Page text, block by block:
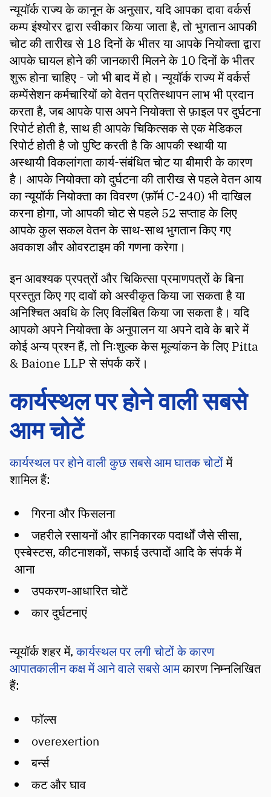
न्यूयॉर्क राज्य के कानून के अनुसार, यदि आपका दावा वर्कर्स
कम्प इंश्योरर द्वारा स्वीकार किया जाता है, तो भुगतान आपकी
चोट की तारीख से 18 दिनों के भीतर या आपके नियोक्ता द्वारा
आपके घायल होने की जानकारी मिलने के 10 दिनों के भीतर
शुरू होना चाहिए - जो भी बाद में हो। न्यूयॉर्क राज्य में वर्कर्स
कम्पेंसेशन कर्मचारियों को वेतन प्रतिस्थापन लाभ भी प्रदान
करता है, जब आपके पास अपने नियोक्ता से फ़ाइल पर दुर्घटना
रिपोर्ट होती है, साथ ही आपके चिकित्सक से एक मेडिकल
रिपोर्ट होती है जो पुष्टि करती है कि आपकी स्थायी या
अस्थायी विकलांगता कार्य-संबंधित चोट या बीमारी के कारण
है। आपके नियोक्ता को दुर्घटना की तारीख से पहले वेतन आय
का न्यूयॉर्क नियोक्ता का विवरण (फ़ॉर्म C-240) भी दाखिल
करना होगा, जो आपकी चोट से पहले 52 सप्ताह के लिए
आपके कुल सकल वेतन के साथ-साथ भुगतान किए गए
अवकाश और ओवरटाइम की गणना करेगा।
इन आवश्यक प्रपत्रों और चिकित्सा प्रमाणपत्रों के बिना
प्रस्तुत किए गए दावों को अस्वीकृत किया जा सकता है या
अनिश्चित अवधि के लिए विलंबित किया जा सकता है। यदि
आपको अपने नियोक्ता के अनुपालन या अपने दावे के बारे में
कोई अन्य प्रश्न हैं, तो निःशुल्क केस मूल्यांकन के लिए Pitta
& Baione LLP से संपर्क करें।
कार्यस्थल पर होने वाली सबसे
आम चोटें
कार्यस्थल पर होने वाली कुछ सबसे आम घातक चोटोंमें
शामिल हैं:
गिरना और फिसलना
जहरीले रसायनों और हानिकारक पदार्थों जैसे सीसा,
एस्बेस्टस, कीटनाशकों, सफाई उत्पादों आदि के संपर्क में
आना
उपकरण-आधारित चोटें
कार दुर्घटनाएं
न्यूयॉर्क शहर में,कार्यस्थल पर लगी चोटों के कारण
आपातकालीन कक्ष में आने वाले सबसे आमकारण निम्नलिखित
हैं:
फॉल्स
overexertion
बर्न्स
कट और घाव